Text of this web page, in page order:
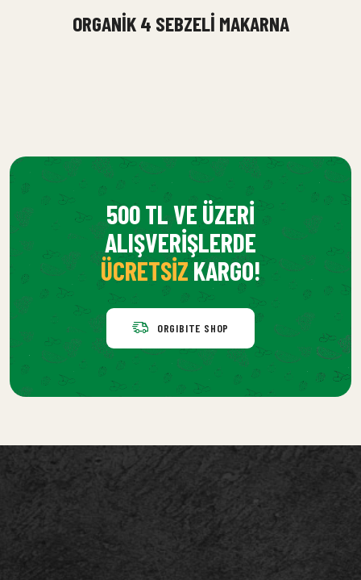
ORGANIK 4 SEBZELI MAKARNA
500 TL VE ÜZERI
ALIŞVERIŞLERDE
ÜCRETSIZKARGO!
ORGIBITE SHOP